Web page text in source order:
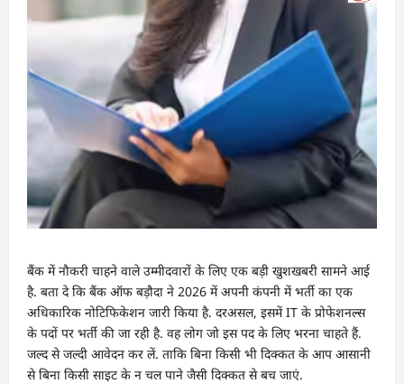
बैंक में नौकरी चाहने वाले उम्मीदवारों के लिए एक बड़ी खुशखबरी सामने आई
है. बता दे कि बैंक ऑफ बड़ौदा ने 2026 में अपनी कंपनी में भर्ती का एक
अधिकारिक नोटिफिकेशन जारी किया है. दरअसल, इसमें IT के प्रोफेशनल्स
के पदों पर भर्ती की जा रही है. वह लोग जो इस पद के लिए भरना चाहते हैं.
जल्द से जल्दी आवेदन कर लें. ताकि बिना किसी भी दिक्कत के आप आसानी
से बिना किसी साइट के न चल पाने जैसी दिक्कत से बच जाएं.